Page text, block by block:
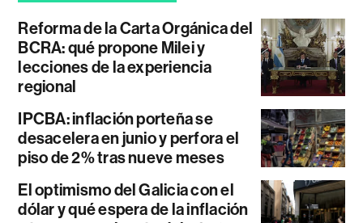
Reforma de la Carta Orgánica del
BCRA: qué propone Milei y
lecciones de la experiencia
regional
IPCBA: inflación porteña se
desacelera en junio y perfora el
piso de 2% tras nueve meses
El optimismo del Galicia con el
dólar y qué espera de la inflación